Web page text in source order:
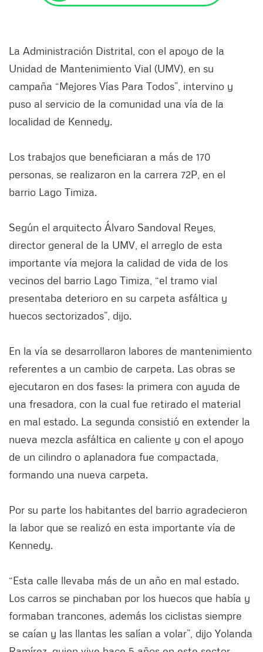
La Administración Distrital, con el apoyo de la
Unidad de Mantenimiento Vial (UMV), en su
campaña “Mejores Vías Para Todos”, intervino y
puso al servicio de la comunidad una vía de la
localidad de Kennedy.
Los trabajos que beneficiaran a más de 170
personas, se realizaron en la carrera 72P, en el
barrio Lago Timiza.
Según el arquitecto Álvaro Sandoval Reyes,
director general de la UMV, el arreglo de esta
importante vía mejora la calidad de vida de los
vecinos del barrio Lago Timiza, “el tramo vial
presentaba deterioro en su carpeta asfáltica y
huecos sectorizados”, dijo.
En la vía se desarrollaron labores de mantenimiento
referentes a un cambio de carpeta. Las obras se
ejecutaron en dos fases: la primera con ayuda de
una fresadora, con la cual fue retirado el material
en mal estado. La segunda consistió en extender la
nueva mezcla asfáltica en caliente y con el apoyo
de un cilindro o aplanadora fue compactada,
formando una nueva carpeta.
Por su parte los habitantes del barrio agradecieron
la labor que se realizó en esta importante vía de
Kennedy.
“Esta calle llevaba más de un año en mal estado.
Los carros se pinchaban por los huecos que había y
formaban trancones, además los ciclistas siempre
se caían y las llantas les salían a volar”, dijo Yolanda